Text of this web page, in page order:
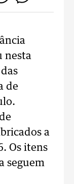
nesta
de
a
Os itens
seguem